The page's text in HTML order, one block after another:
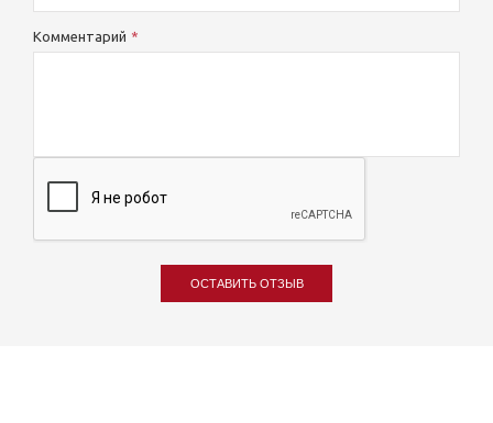
Комментарий
ОСТАВИТЬ ОТЗЫВ